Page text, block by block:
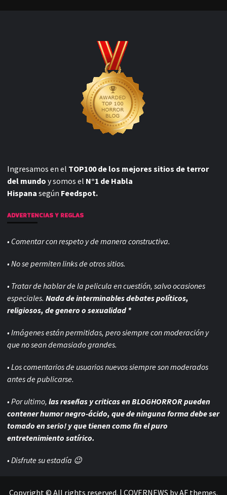
Ingresamos en el TOP100 de los mejores sitios de terror
del mundo y somos el N°1 de Habla
Hispana según Feedspot.
ADVERTENCIAS Y REGLAS
• Comentar con respeto y de manera constructiva.
• No se permiten links de otros sitios.
• Tratar de hablar de la pelicula en cuestión, salvo ocasiones
especiales. Nada de interminables debates políticos,
religiosos, de genero o sexualidad *
• Imágenes están permitidas, pero siempre conmoderación y
que no sean demasiado grandes.
• Los comentarios de usuarios nuevos siempre son moderados
antes de publicarse.
• Por ultimo, las reseñas y criticas en BLOGHORROR pueden
contener humor negro-ácido, que de ninguna forma debe ser
tomado en serio! y que tienen como fin el puro
entretenimiento satírico.
• Disfrute su estadía 😉
Copyright © All rights reserved. | COVERNEWS by AF themes.